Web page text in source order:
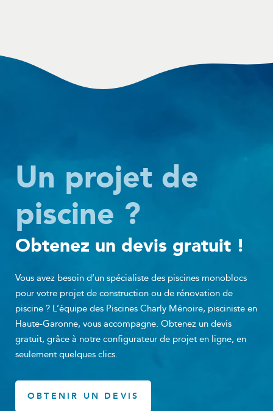
Obtenez un devis gratuit !
Un projet de
piscine ?
Vous avez besoin d’un spécialiste des piscines monoblocs
pour votre projet de construction ou de rénovation de
piscine ? L’équipe des Piscines Charly Ménoire, pisciniste en
Haute-Garonne, vous accompagne. Obtenez un devis
gratuit, grâce à notre configurateur de projet en ligne, en
seulement quelques clics.
OBTENIR UN DEVIS